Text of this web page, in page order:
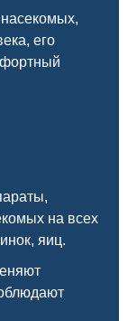
его
на всех
яиц.